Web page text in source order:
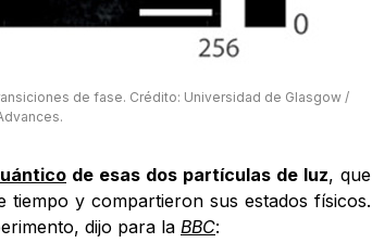
de fase. Crédito: Universidad de Glasgow /
de esas dos partículas de luz, que
y compartieron sus estados físicos.
dijo para la BBC: